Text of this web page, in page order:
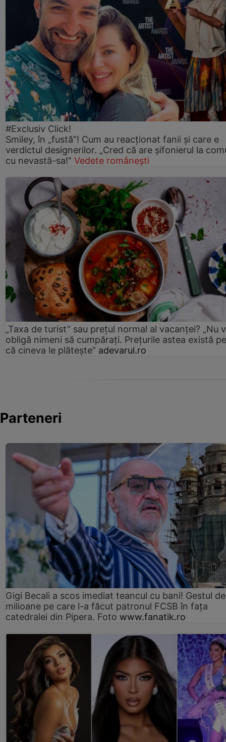
#Exclusiv Click!
Smiley, în „fustă”! Cum au reacționat fanii și care e
verdictul designerilor. „Cred că are șifonierul la
cu nevastă-sa!” Vedete românești
„Taxa de turist” sau prețul normal al vacanței? „Nu
obligă nimeni să cumpărați. Prețurile astea există
că cineva le plătește” adevarul.ro
Parteneri
Gigi Becali a scos imediat teancul cu bani! Gestul de
milioane pe care l-a făcut patronul FCSB în fața
catedralei din Pipera. Foto www.fanatik.ro